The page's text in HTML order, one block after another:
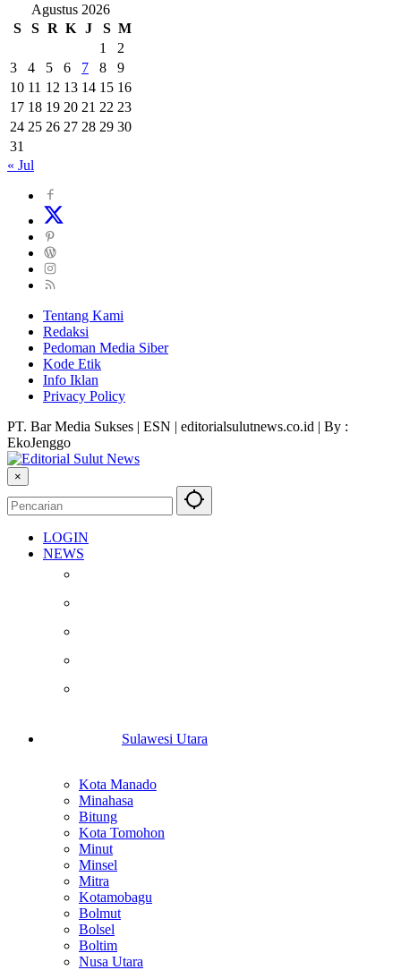
Agustus 2026
S
S R K J S M
1
2
3
4 5 6 7 8
9
10 11 12 13 14 15 16
17 18 19 20 21 22 23
24 25 26 27 28 29 30
31
« Jul
Tentang Kami
Redaksi
Pedoman Media Siber
Kode Etik
Info Iklan
Privacy Policy
PT. Bar Media Sukses | ESN | editorialsulutnews.co.id | By :
EkoJenggo
×
LOGIN
NEWS
Sulawesi Utara
Kota Manado
Minahasa
Bitung
Kota Tomohon
Minut
Minsel
Mitra
Kotamobagu
Bolmut
Bolsel
Boltim
Nusa Utara